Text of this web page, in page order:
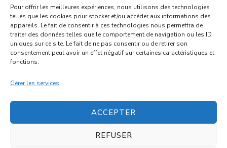
Pour offrir les meilleures expériences, nous utilisons des technologies
telles que les cookies pour stocker et/ou accéder aux informations des
appareils. Le fait de consentir à ces technologies nous permettra de
traiter des données telles que le comportement de navigation ou les ID
uniques sur ce site. Le fait de ne pas consentir ou de retirer son
consentement peut avoir un effet négatif sur certaines caractéristiques et
fonctions.
Gérer les services
ACCEPTER
REFUSER
INFORMATIONS & CONFIDENTIALITÉ
POLITIQUE DE CONFIDENTIALITÉ
POLITIQUE DE COOKIES (UE)